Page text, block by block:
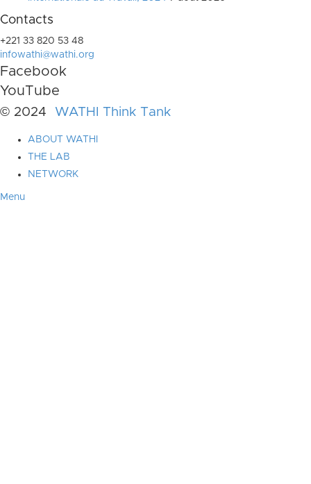
Contacts
+221 33 820 53 48
infowathi@wathi.org
Facebook
YouTube
© 2024 WATHI Think Tank
ABOUT WATHI
THE LAB
NETWORK
Menu